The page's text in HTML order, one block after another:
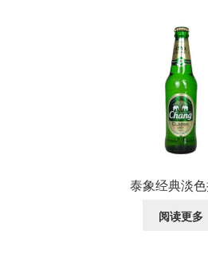
泰象经典淡
阅读更多